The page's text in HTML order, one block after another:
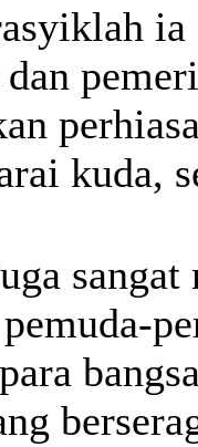
ia
kuda,